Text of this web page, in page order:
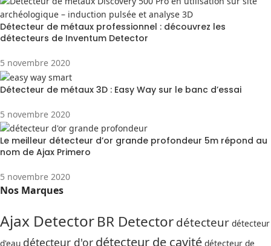
Détecteur de métaux professionnel : découvrez les
détecteurs de Inventum Detector
5 novembre 2020
Détecteur de métaux 3D : Easy Way sur le banc d’essai
5 novembre 2020
Le meilleur détecteur d’or grande profondeur 5m répond au
nom de Ajax Primero
5 novembre 2020
Nos Marques
Ajax DetectorBR Detectordétecteur détecteur
d'eau détecteur d'or détecteur de cavité détecteur de